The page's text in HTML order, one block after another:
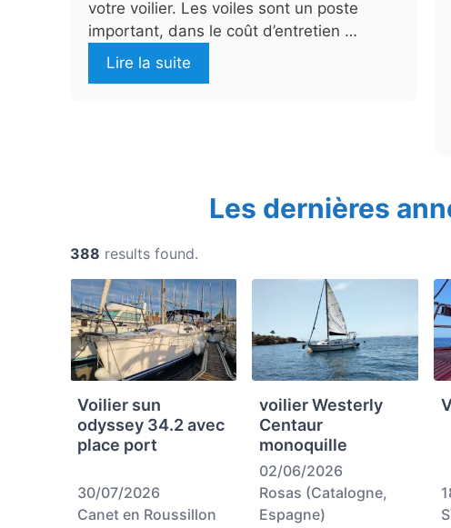
votre voilier. Les voiles sont un poste
important, dans le coût d’entretien …
Lire la suite
Les dernières
388 results found.
Voilier sun
odyssey 34.2 avec
place port
30/07/2026
Canet en Roussillon
voilier Westerly
Centaur
monoquille
02/06/2026
Rosas (Catalogne,
Espagne)